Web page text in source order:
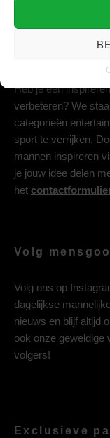
Heb je een
verbeteren? We
categorieën
sport te verrijken.
mannen inspireren
je jouw idee delen
het
Volg
Volg ons op
dagelijkse
nieuws en blijf altijd
ook onze geweldige
volgers!
Exclusieve